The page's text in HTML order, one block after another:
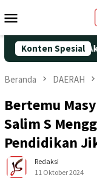
ke
Mobile
Konten Spesial
dengan Aksi
Beranda DAERAH
Bertemu
Salim S
Pendidikan
Redaksi
11 Oktober 2024